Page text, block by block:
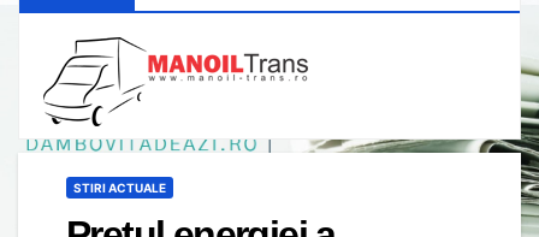
STIRI ACTUALE